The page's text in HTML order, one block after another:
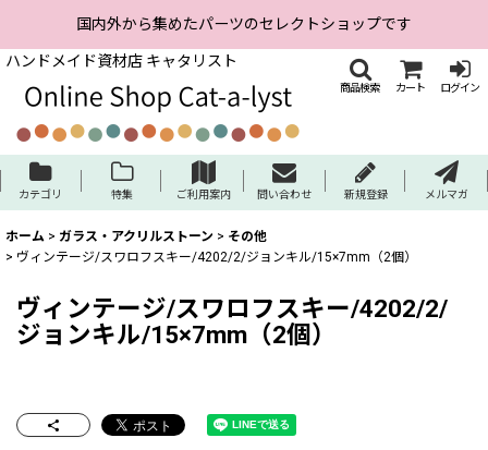
国内外から集めたパーツのセレクトショップです
ハンドメイド資材店 キャタリスト
商品検索 カート ログイン
カテゴリ 特集 ご利用案内 問い合わせ 新規登録 メルマガ
ホーム > ガラス・アクリルストーン > その他
> ヴィンテージ/スワロフスキー/4202/2/ジョンキル/15×7mm（2個）
ヴィンテージ/スワロフスキー/4202/2/
ジョンキル/15×7mm（2個）